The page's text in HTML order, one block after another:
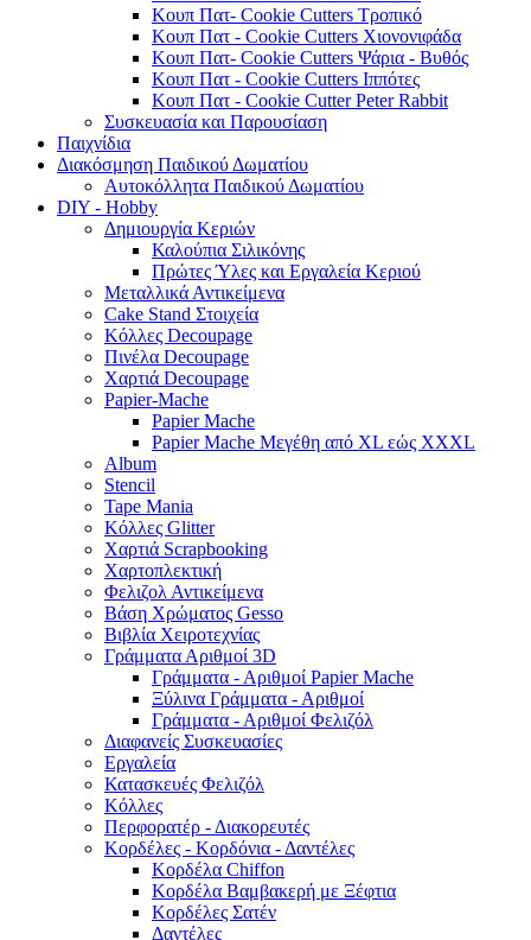
Κουπ Πατ- Cookie Cutters Τροπικό
Κουπ Πατ - Cookie Cutters Χιονονιφάδα
Κουπ Πατ- Cookie Cutters Ψάρια - Βυθός
Κουπ Πατ - Cookie Cutters Ιππότες
Κουπ Πατ - Cookie Cutter Peter Rabbit
Συσκευασία και Παρουσίαση
Παιχνίδια
Διακόσμηση Παιδικού Δωματίου
Αυτοκόλλητα Παιδικού Δωματίου
DIY - Hobby
Δημιουργία Κεριών
Καλούπια Σιλικόνης
Πρώτες Ύλες και Εργαλεία Κεριού
Μεταλλικά Αντικείμενα
Cake Stand Στοιχεία
Κόλλες Decoupage
Πινέλα Decoupage
Χαρτιά Decoupage
Papier-Mache
Papier Mache
Papier Mache Μεγέθη από XL εώς XXXL
Album
Stencil
Tape Mania
Κόλλες Glitter
Χαρτιά Scrapbooking
Χαρτοπλεκτική
Φελιζολ Αντικείμενα
Βάση Χρώματος Gesso
Βιβλία Χειροτεχνίας
Γράμματα Αριθμοί 3D
Γράμματα - Αριθμοί Papier Mache
Ξύλινα Γράμματα - Αριθμοί
Γράμματα - Αριθμοί Φελιζόλ
Διαφανείς Συσκευασίες
Εργαλεία
Κατασκευές Φελιζόλ
Κόλλες
Περφορατέρ - Διακορευτές
Κορδέλες - Κορδόνια - Δαντέλες
Κορδέλα Chiffon
Κορδέλα Βαμβακερή με Ξέφτια
Κορδέλες Σατέν
Δαντέλες